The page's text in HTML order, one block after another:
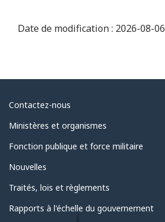
Date de modification : 2026-08-06
Au
sujet
du
gouvernement
Contactez-nous
Ministères et organismes
Fonction publique et force militaire
Nouvelles
Traités, lois et règlements
Rapports à l'échelle du gouvernement